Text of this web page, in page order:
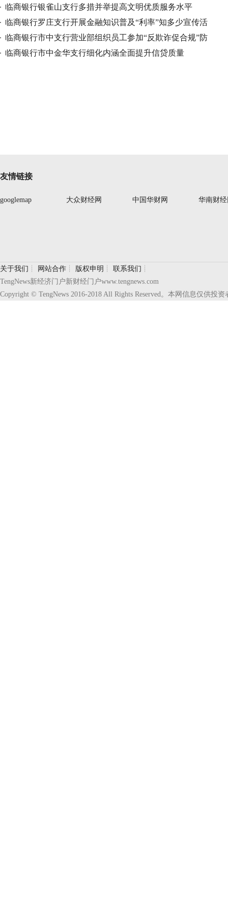
临商银行银雀山支行多措并举提高文明优质服务水平
临商银行罗庄支行开展金融知识普及“利率”知多少宣传活
动
临商银行市中支行营业部组织员工参加“反欺诈促合规”防
范金
临商银行市中金华支行细化内涵全面提升信贷质量
友情链接
googlemap 大众财经网 中国华财网 华南财
关于我们 ┊ 网站合作 ┊ 版权申明 ┊ 联系我们 ┊
TengNews新经济门户新财经门户www.tengnews.com
Copyright © TengNews 2016-2018 All Rights Reserved。本网信息仅供投